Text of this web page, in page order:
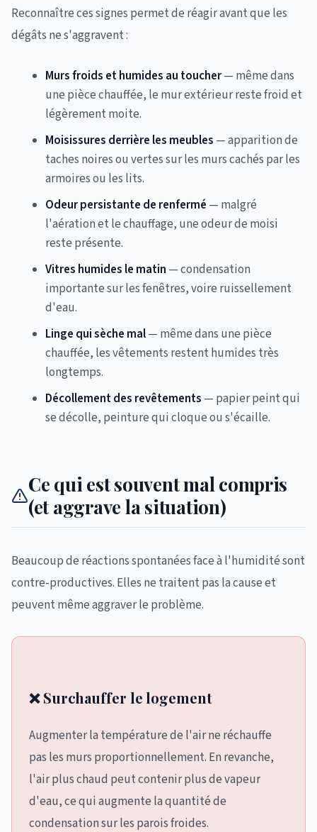
Reconnaître ces signes permet de réagir avant que les
dégâts ne s'aggravent :
Murs froids et humides au toucher— même dans
une pièce chauffée, le mur extérieur reste froid et
légèrement moite.
Moisissures derrière les meubles — apparition de
taches noires ou vertes sur les murs cachés par les
armoires ou les lits.
Odeur persistante de renfermé — malgré
l'aération et le chauffage, une odeur de moisi
reste présente.
Vitres humides le matin — condensation
importante sur les fenêtres, voire ruissellement
d'eau.
Linge qui sèche mal— même dans une pièce
chauffée, les vêtements restent humides très
longtemps.
Décollement des revêtements — papier peint qui
se décolle, peinture qui cloque ou s'écaille.
Ce qui est souvent mal compris
(et aggrave la situation)
Beaucoup de réactions spontanées face à l'humidité sont
contre-productives. Elles ne traitent pas la cause et
peuvent même aggraver le problème.
❌ Surchauffer le logement
Augmenter la température de l'air ne réchauffe
pas les murs proportionnellement. En revanche,
l'air plus chaud peut contenir plus de vapeur
d'eau, ce qui augmente la quantité de
condensation sur les parois froides.